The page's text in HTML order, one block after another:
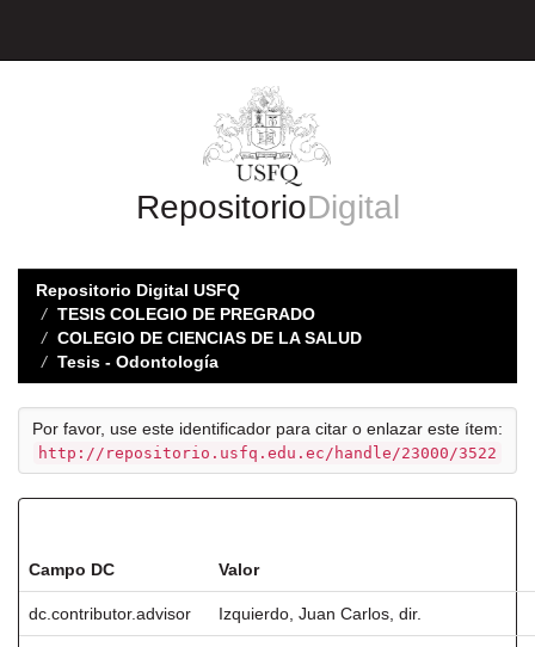
RepositorioDigital
Repositorio Digital USFQ
TESIS COLEGIO DE PREGRADO
COLEGIO DE CIENCIAS DE LA SALUD
Tesis - Odontología
Por favor, use este identificador para citar o enlazar este ítem:
http://repositorio.usfq.edu.ec/handle/23000/3522
Campo DC Valor
dc.contributor.advisor Izquierdo, Juan Carlos, dir.